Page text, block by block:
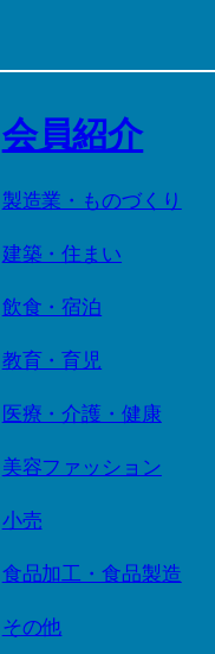
会員紹介
製造業・ものづくり
建築・住まい
飲食・宿泊
教育・育児
医療・介護・健康
美容ファッション
小売
食品加工・食品製造
その他